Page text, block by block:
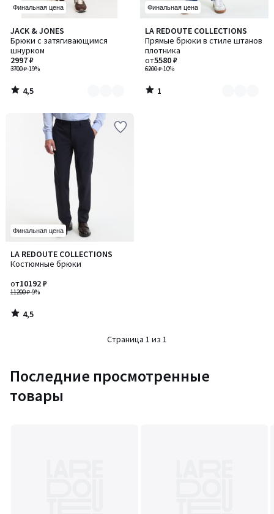
Финальная цена
JACK & JONES
Брюки с затягивающимся
шнурком
3700 ₽-19%
2997 ₽
4,5
/ 5
Количество
цветов:
3
4,5
/
Финальная цена
LA REDOUTE COLLECTIONS
Прямые брюки в стиле штанов
плотника
6200 ₽-10%
от5580 ₽
1
/
5
Количество
цветов:
2
1
/
Финальная цена
LA REDOUTE COLLECTIONS
Костюмные брюки
11200 ₽-9%
от10192 ₽
4,5
/ 5
4,5
/
Страница 1 из 1
Последние просмотренные
товары